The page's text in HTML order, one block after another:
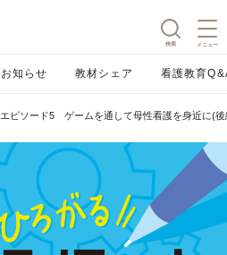
検索 メニュー
お知らせ 教材シェア 看護教育
エピソード5 ゲームを通して母性看護を身近に(